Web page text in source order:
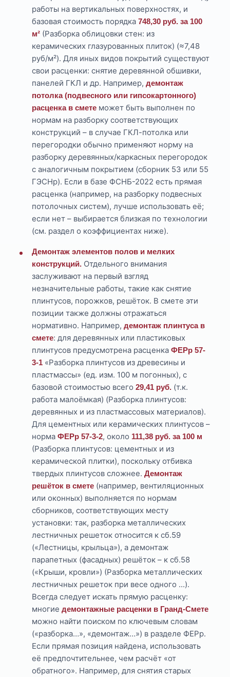
работы на вертикальных поверхностях, и
базовая стоимость порядка748,30 руб. за 100
м² (Разборка облицовки стен: из
керамических глазурованных плиток) (≈7,48
руб/м²). Для иных видов покрытий существуют
свои расценки: снятие деревянной обшивки,
панелей ГКЛ и др. Например,демонтаж
потолка (подвесного или гипсокартонного)
расценка в смете может быть выполнен по
нормам на разборку соответствующих
конструкций – в случае ГКЛ-потолка или
перегородки обычно применяют норму на
разборку деревянных/каркасных перегородок
с аналогичным покрытием (сборник 53 или 55
ГЭСНр). Если в базе ФСНБ-2022 есть прямая
расценка (например, на разборку подвесных
потолочных систем), лучше использовать её;
если нет – выбирается близкая по технологии
(см. раздел о коэффициентах ниже).
Демонтаж элементов полов и мелких
конструкций. Отдельного внимания
заслуживают на первый взгляд
незначительные работы, такие как снятие
плинтусов, порожков, решёток. В смете эти
позиции также должны отражаться
нормативно. Например,демонтаж плинтуса в
смете: для деревянных или пластиковых
плинтусов предусмотрена расценкаФЕРр 57-
3-1 «Разборка плинтусов из древесины и
пластмассы» (ед. изм. 100 м погонных), с
базовой стоимостью всего29,41 руб. (т.к.
работа малоёмкая) (Разборка плинтусов:
деревянных и из пластмассовых материалов).
Для цементных или керамических плинтусов –
нормаФЕРр 57-3-2, около 111,38 руб. за 100 м
(Разборка плинтусов: цементных и из
керамической плитки), поскольку отбивка
твердых плинтусов сложнее.Демонтаж
решёток в смете (например, вентиляционных
или оконных) выполняется по нормам
сборников, соответствующих месту
установки: так, разборка металлических
лестничных решеток относится к сб.59
(«Лестницы, крыльца»), а демонтаж
парапетных (фасадных) решёток – к сб.58
(«Крыши, кровли») (Разборка металлических
лестничных решеток при весе одного ...).
Всегда следует искать прямую расценку:
многиедемонтажные расценки в Гранд-Смете
можно найти поиском по ключевым словам
(«разборка…», «демонтаж…») в разделе ФЕРр.
Если прямая позиция найдена, использовать
её предпочтительнее, чем расчёт «от
обратного». Например, для снятия старых